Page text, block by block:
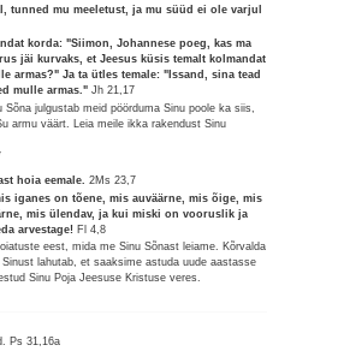
tunned mu meeletust, ja mu süüd ei ole varjul
korda: "Siimon, Johannese poeg, kas ma
jäi kurvaks, et Jeesus küsis temalt kolmandat
armas?" Ja ta ütles temale: "Issand, sina tead
mulle armas."Jh 21,17
julgustab meid pöörduma Sinu poole ka siis,
armu väärt. Leia meile ikka rakendust Sinu
hoia eemale.2Ms 23,7
iganes on tõene, mis auväärne, mis õige, mis
mis ülendav, ja kui miski on vooruslik ja
arvestage! Fl 4,8
eest, mida me Sinu Sõnast leiame. Kõrvalda
lahutab, et saaksime astuda uude aastasse
Sinu Poja Jeesuse Kristuse veres.
Ps 31,16a